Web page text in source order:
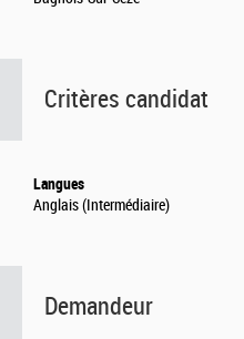
Critères candidat
Langues
Anglais (Intermédiaire)
Demandeur